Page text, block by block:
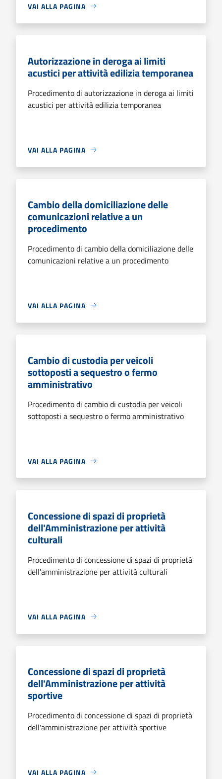
VAI ALLA PAGINA
Autorizzazione in deroga ai limiti
acustici per attività edilizia temporanea
Procedimento di autorizzazione in deroga ai limiti
acustici per attività edilizia temporanea
VAI ALLA PAGINA
Cambio della domiciliazione delle
comunicazioni relative a un
procedimento
Procedimento di cambio della domiciliazione delle
comunicazioni relative a un procedimento
VAI ALLA PAGINA
Cambio di custodia per veicoli
sottoposti a sequestro o fermo
amministrativo
Procedimento di cambio di custodia per veicoli
sottoposti a sequestro o fermo amministrativo
VAI ALLA PAGINA
Concessione di spazi di proprietà
dell'Amministrazione per attività
culturali
Procedimento di concessione di spazi di proprietà
dell'amministrazione per attività culturali
VAI ALLA PAGINA
Concessione di spazi di proprietà
dell'Amministrazione per attività
sportive
Procedimento di concessione di spazi di proprietà
dell'amministrazione per attività sportive
VAI ALLA PAGINA